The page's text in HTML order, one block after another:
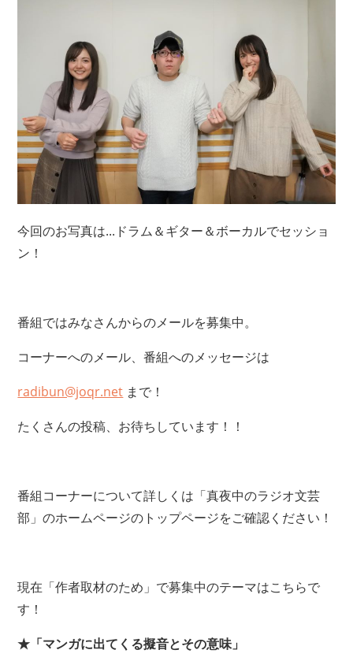
今回のお写真は...ドラム＆ギター＆ボーカルでセッショ
ン！
番組ではみなさんからのメールを募集中。
コーナーへのメール、番組へのメッセージは
radibun@joqr.net まで！
たくさんの投稿、お待ちしています！！
番組コーナーについて詳しくは「真夜中のラジオ文芸
部」のホームページのトップページをご確認ください！
現在「作者取材のため」で募集中のテーマはこちらで
す！
★「マンガに出てくる擬音とその意味」